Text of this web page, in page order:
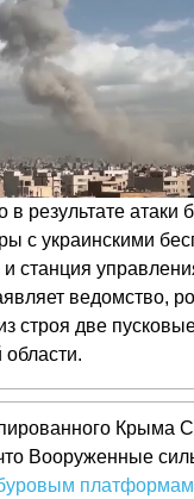
в результате атаки
с украинскими
станция
ведомство,
строя две
Крыма
Вооруженные